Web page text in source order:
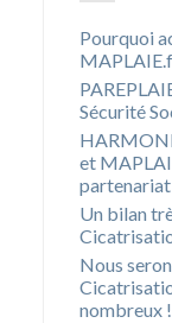
Pourquoi
Sécurité
et
partenariat
Un bilan
Nous
nombreux